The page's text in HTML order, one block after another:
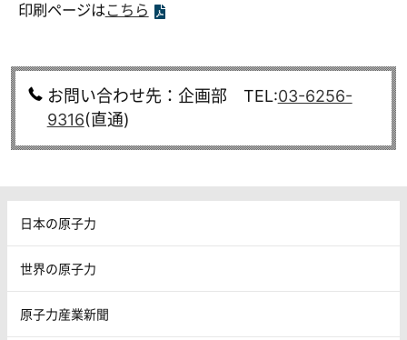
印刷ページはこちら
お問い合わせ先：企画部 TEL:03-6256-
9316(直通)
日本の原子力
世界の原子力
原子力産業新聞